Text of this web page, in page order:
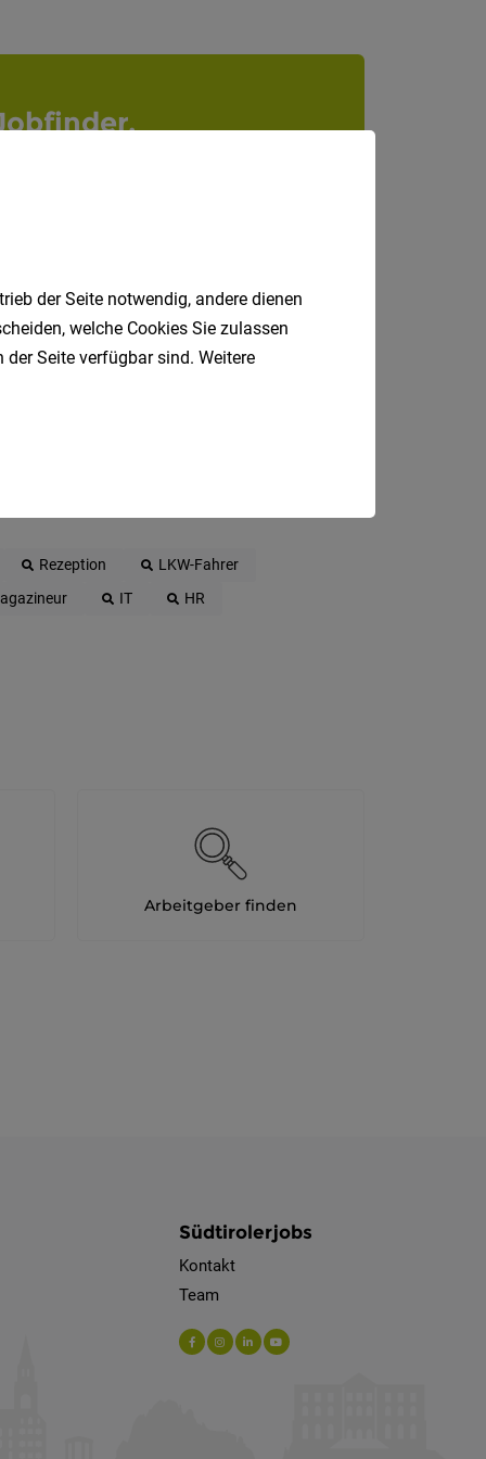
Rezeption
LKW-Fahrer
IT
HR
Arbeitgeber finden
Südtirolerjobs
Kontakt
Team
der Seite notwendig, andere dienen
welche Cookies Sie zulassen
Seite verfügbar sind. Weitere